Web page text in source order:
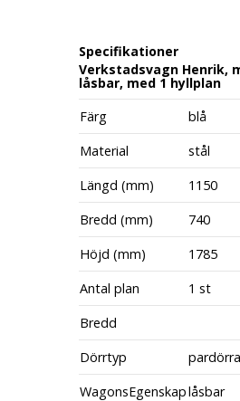
Specifikationer
Verkstadsvagn Henrik,
låsbar, med 1 hyllplan
Färg
blå
Material
stål
Längd (mm)
1150
Bredd (mm)
740
Höjd (mm)
1785
Antal plan
1 st
Bredd
Dörrtyp
WagonsEgenskaplåsbar